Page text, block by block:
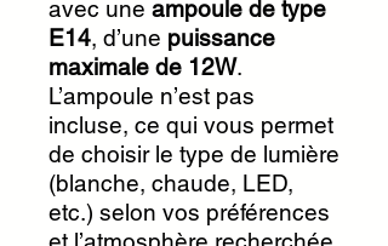
avec une ampoule de type
E14, d’une puissance
maximale de 12W.
L’ampoule n’est pas
incluse, ce qui vous permet
de choisir le type de lumière
(blanche, chaude, LED,
etc.) selon vos préférences